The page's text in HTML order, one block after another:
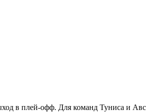
в плей-офф. Для команд Туниса и